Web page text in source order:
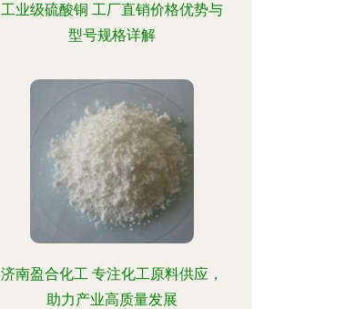
工业级硫酸铜 工厂直销价格优势与
型号规格详解
济南盈合化工 专注化工原料供应，
助力产业高质量发展